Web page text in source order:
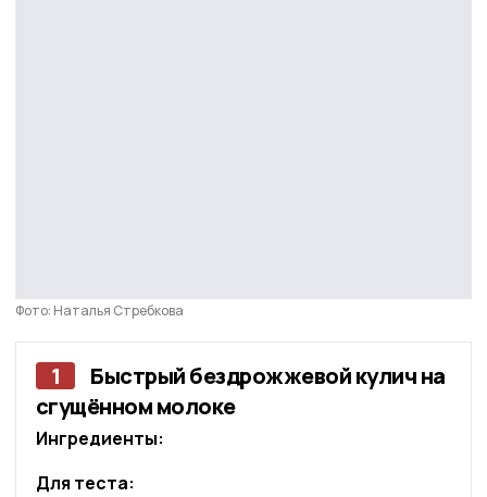
Фото: Наталья Стребкова
1
Быстрый бездрожжевой кулич на
сгущённом молоке
Ингредиенты:
Для теста: